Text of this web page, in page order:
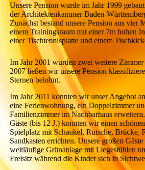
Unsere Pension wurde im Jahr 1999
der Architektenkammer Baden-
Zunächst bestand unsere Pension aus vier
einem Trainingsraum mit einer 7m hohen
einer Tischtennisplatte und einem
Im Jahr 2001 wurden zwei weitere Zimmer
2007 ließen wir unsere Pension
Sternen belohnt.
Im Jahr 2011 konnten wir unser Angebot
eine Ferienwohnung, ein Doppelzimmer
Familienzimmer im Nachbarhaus
Gäste (bis 12 J.) konnten wir einen
Spielplatz mit Schaukel, Rutsche, Brücke,
Sandkasten errichten. Unsere großen
weitläufige Grünanlage mit Liegestühlen
Freisitz während die Kinder sich in